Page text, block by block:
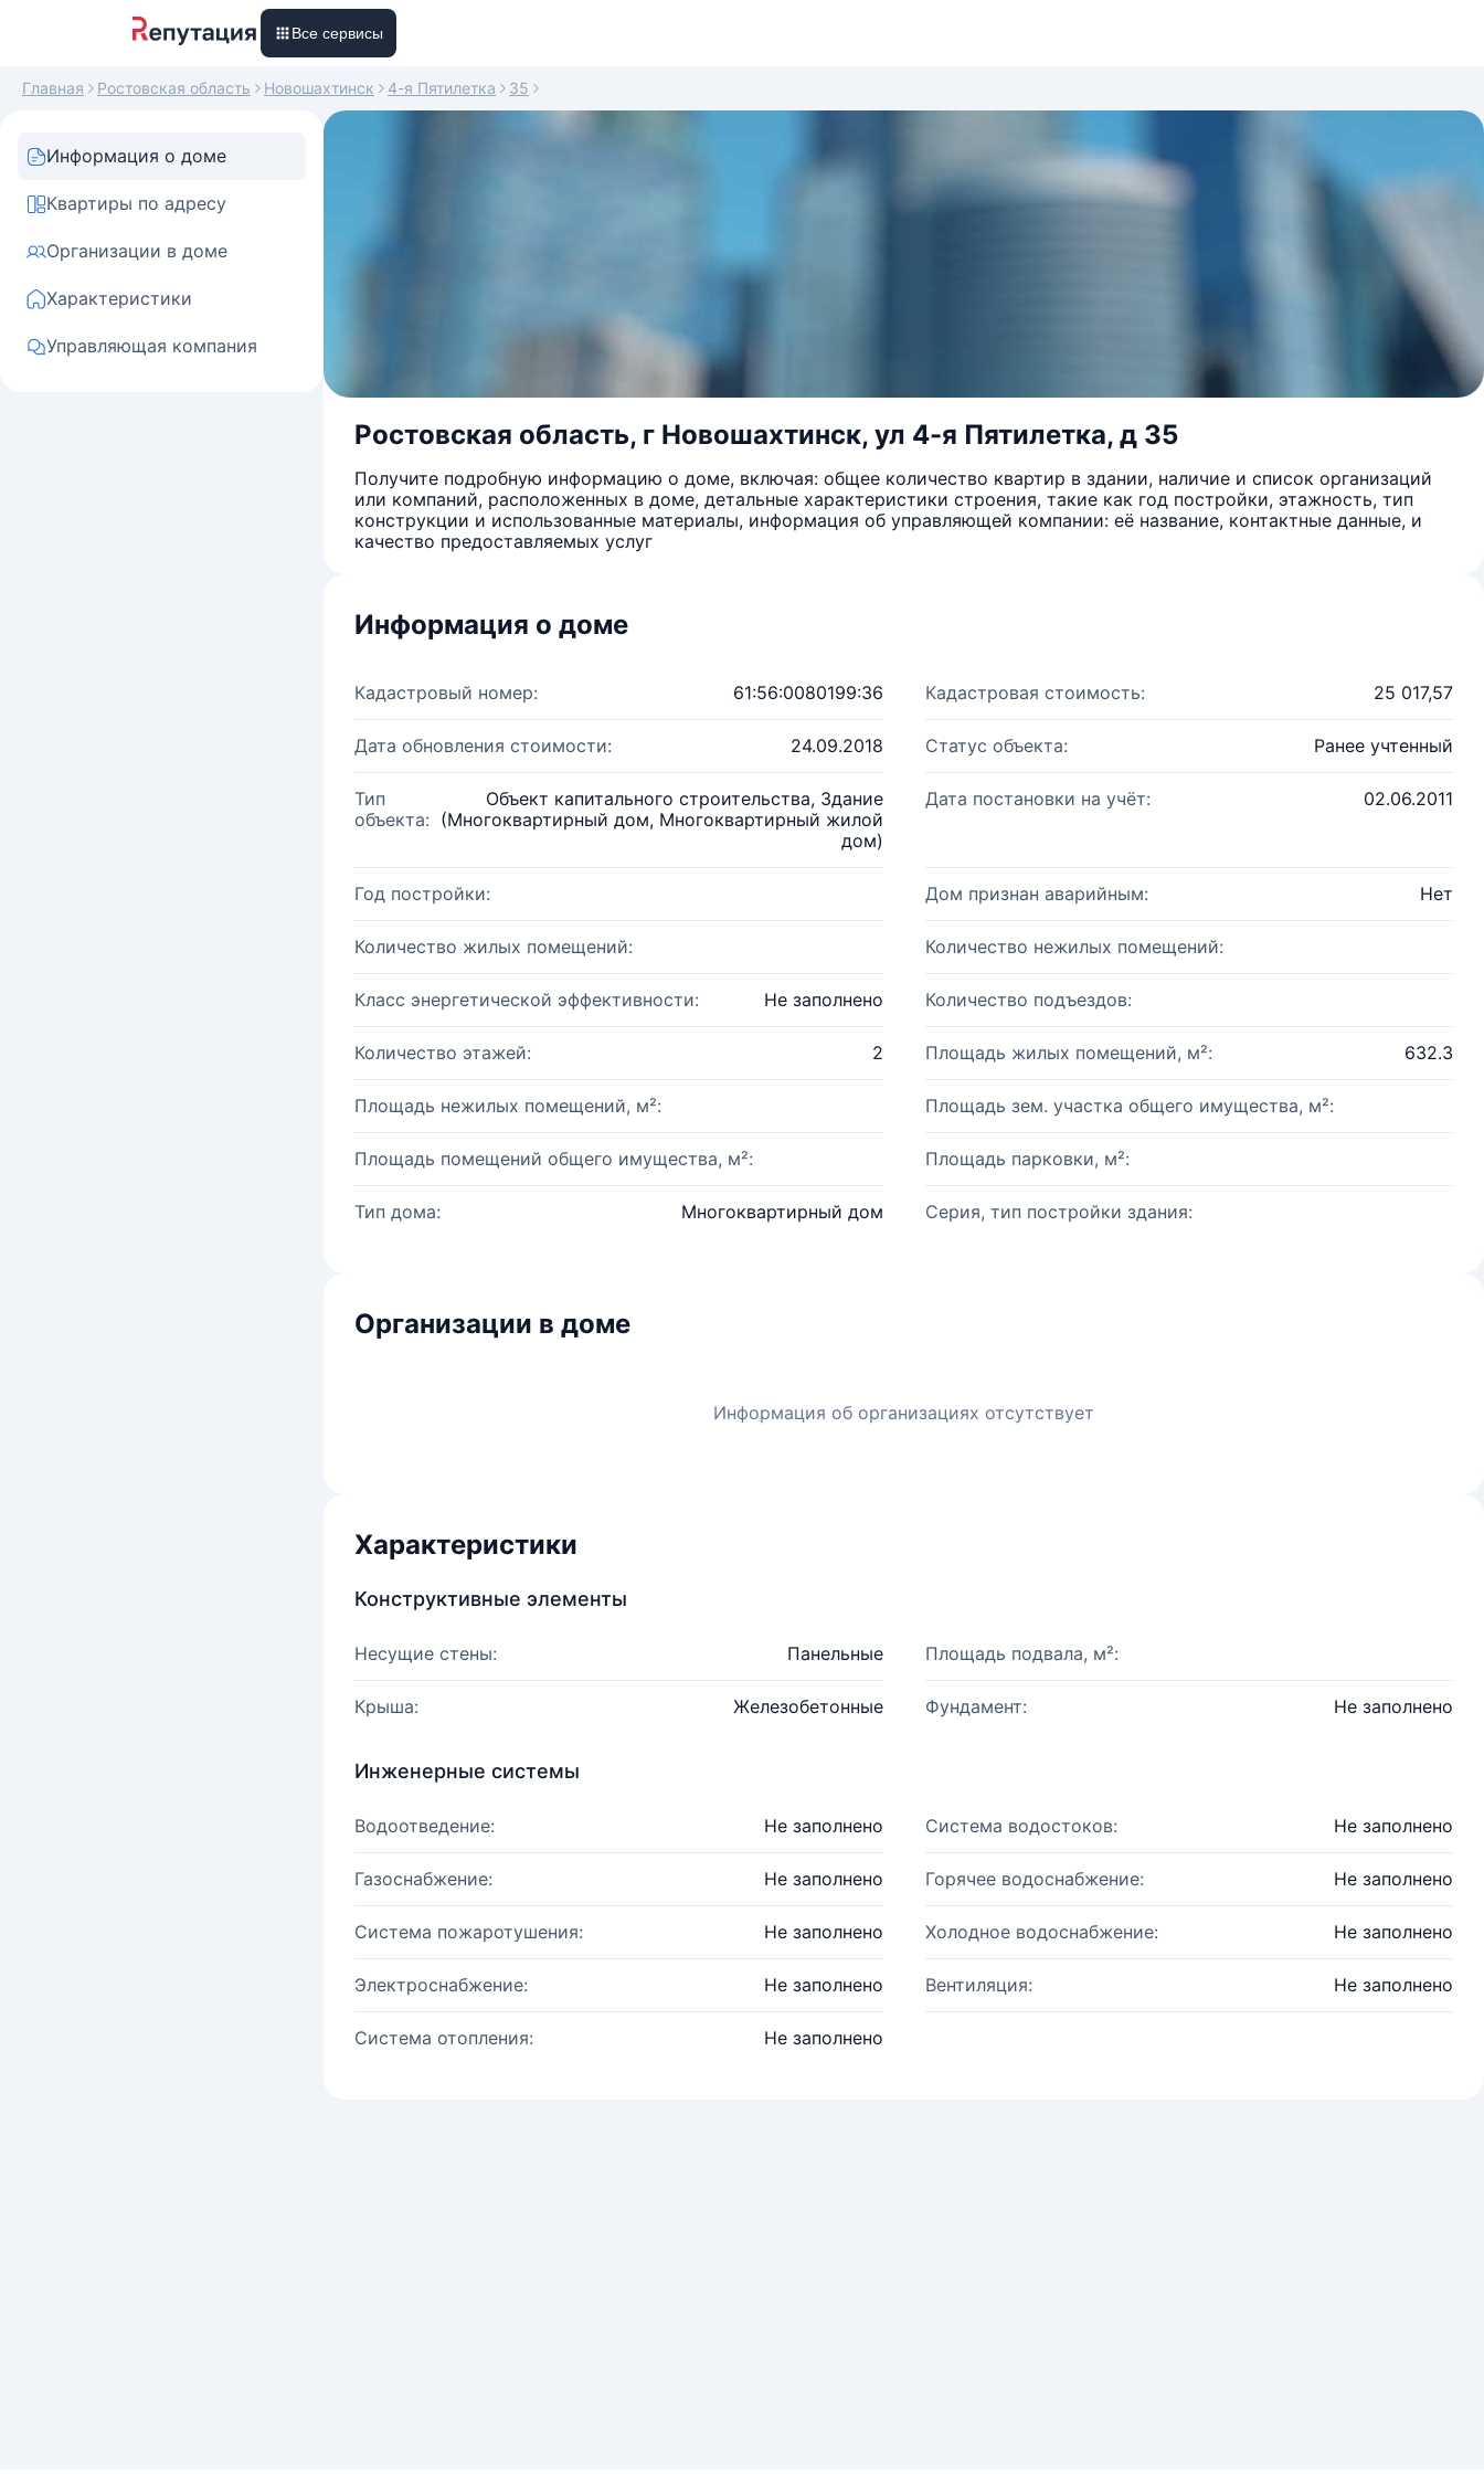
Все сервисы
Главная Ростовская область Новошахтинск 4-я Пятилетка 35
Информация о доме
Квартиры по адресу
Организации в доме
Характеристики
Управляющая компания
Ростовская область, г Новошахтинск, ул 4-я Пятилетка, д 35
Получите подробную информацию о доме, включая: общее количество квартир в здании, наличие и список организаций
или компаний, расположенных в доме, детальные характеристики строения, такие как год постройки, этажность, тип
конструкции и использованные материалы, информация об управляющей компании: её название, контактные данные, и
качество предоставляемых услуг
Информация о доме
Кадастровый номер: 61:56:0080199:36 Кадастровая стоимость: 25 017,57
Дата обновления стоимости: 24.09.2018 Статус объекта: Ранее учтенный
Тип
объекта:
Объект капитального строительства, Здание
(Многоквартирный дом, Многоквартирный жилой
дом)
Дата постановки на учёт: 02.06.2011
Год постройки: Дом признан аварийным: Нет
Количество жилых помещений: Количество нежилых помещений:
Класс энергетической эффективности: Не заполнено Количество подъездов:
Количество этажей: 2 Площадь жилых помещений, м²: 632.3
Площадь нежилых помещений, м²: Площадь зем. участка общего имущества, м²:
Площадь помещений общего имущества, м²: Площадь парковки, м²:
Тип дома: Многоквартирный дом Серия, тип постройки здания:
Организации в доме
Информация об организациях отсутствует
Характеристики
Конструктивные элементы
Несущие стены: Панельные Площадь подвала, м²:
Крыша: Железобетонные Фундамент: Не заполнено
Инженерные системы
Водоотведение: Не заполнено Система водостоков: Не заполнено
Газоснабжение: Не заполнено Горячее водоснабжение: Не заполнено
Система пожаротушения: Не заполнено Холодное водоснабжение: Не заполнено
Электроснабжение: Не заполнено Вентиляция: Не заполнено
Система отопления: Не заполнено